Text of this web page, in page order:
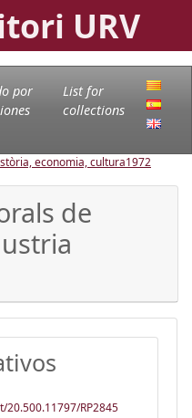
URV
por
List for
collections
economia, cultura1972
de
20.500.11797/RP2845